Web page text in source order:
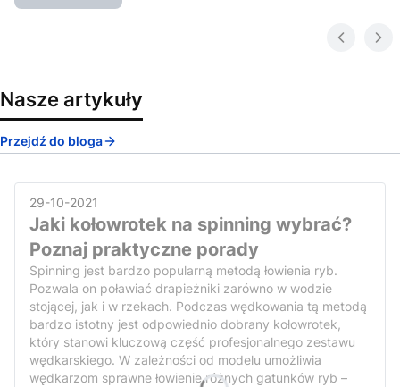
Nasze artykuły
Przejdź do bloga
29-10-2021
Jaki kołowrotek na spinning wybrać?
Poznaj praktyczne porady
Spinning jest bardzo popularną metodą łowienia ryb.
Pozwala on poławiać drapieżniki zarówno w wodzie
stojącej, jak i w rzekach. Podczas wędkowania tą metodą
bardzo istotny jest odpowiednio dobrany kołowrotek,
który stanowi kluczową część profesjonalnego zestawu
wędkarskiego. W zależności od modelu umożliwia
wędkarzom sprawne łowienie różnych gatunków ryb –